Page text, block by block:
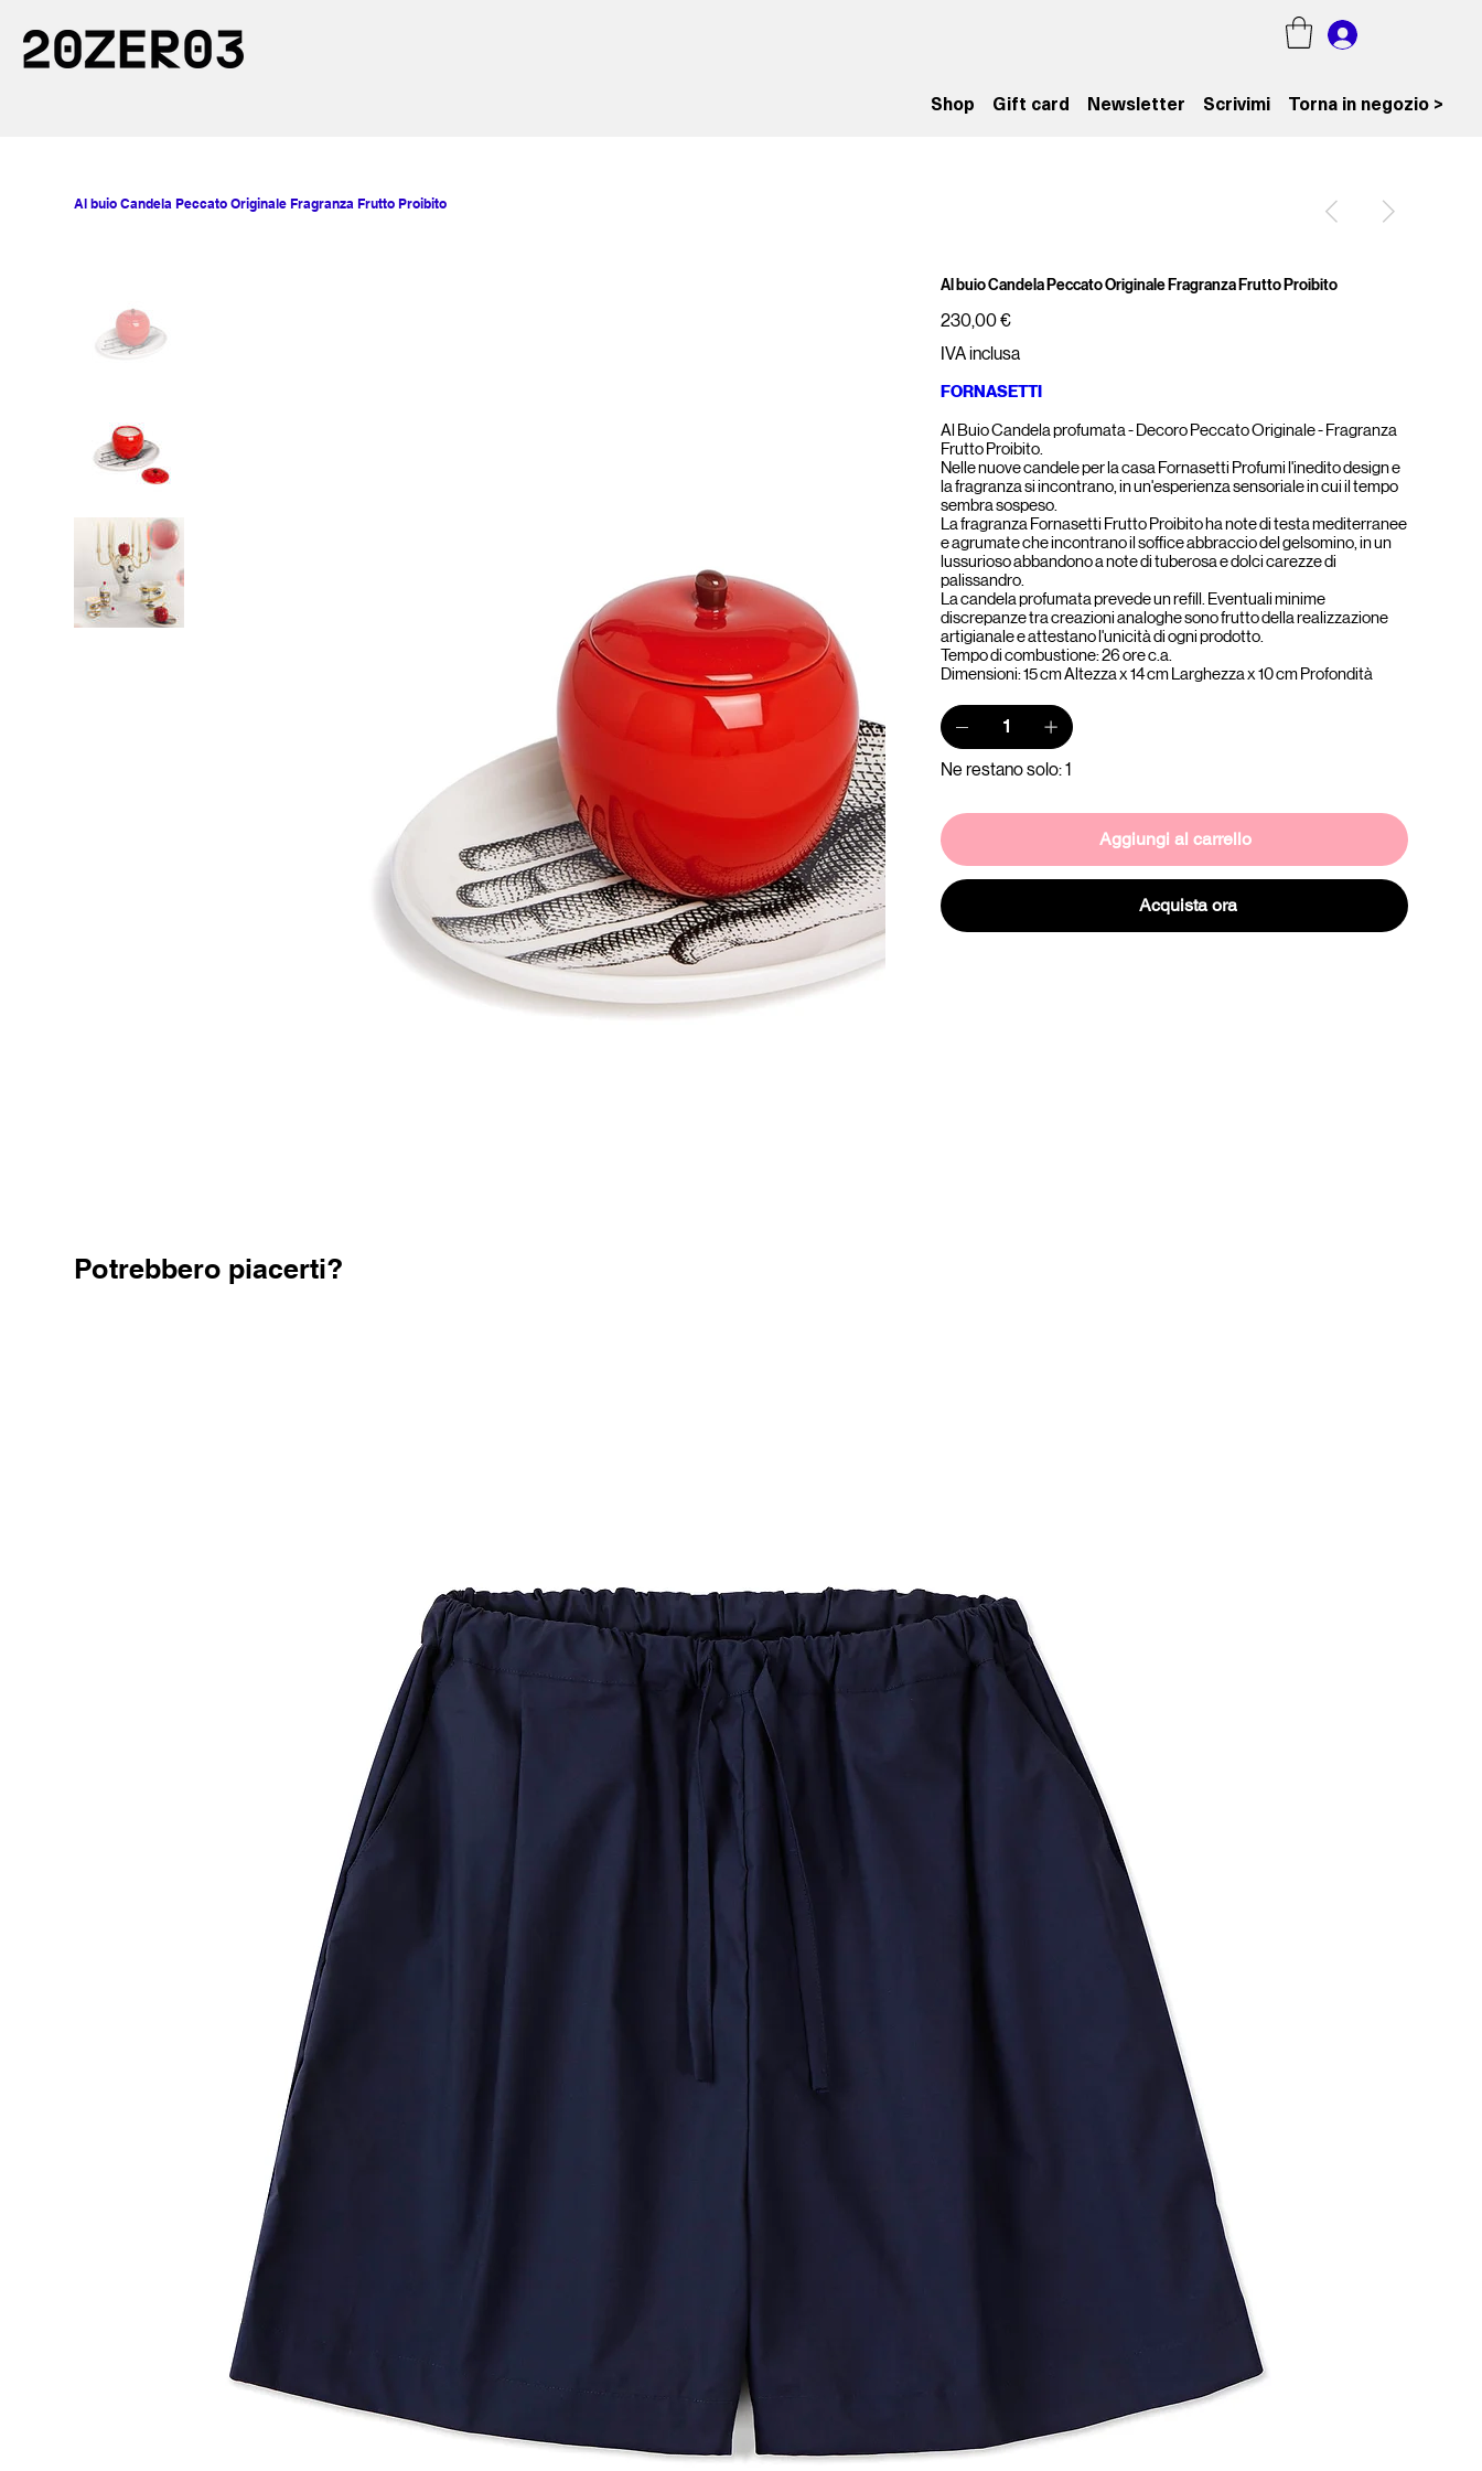
Shop Gift card Newsletter Scrivimi Torna in negozio >
Al buio Candela Peccato Originale Fragranza Frutto Proibito
Al buio Candela Peccato Originale Fragranza Frutto Proibito
Prezzo
230,00 €
IVA inclusa
FORNASETTI
Al Buio Candela profumata - Decoro Peccato Originale - Fragranza
Frutto Proibito.
Nelle nuove candele per la casa Fornasetti Profumi l'inedito design e
la fragranza si incontrano, in un'esperienza sensoriale in cui il tempo
sembra sospeso.
La fragranza Fornasetti Frutto Proibito ha note di testa mediterranee
e agrumate che incontrano il soffice abbraccio del gelsomino, in un
lussurioso abbandono a note di tuberosa e dolci carezze di
palissandro.
La candela profumata prevede un refill. Eventuali minime
discrepanze tra creazioni analoghe sono frutto della realizzazione
artigianale e attestano l'unicità di ogni prodotto.
Tempo di combustione: 26 ore c.a.
Dimensioni: 15 cm Altezza x 14 cm Larghezza x 10 cm Profondità
Ne restano solo: 1
Aggiungi al carrello
Acquista ora
Potrebbero piacerti?